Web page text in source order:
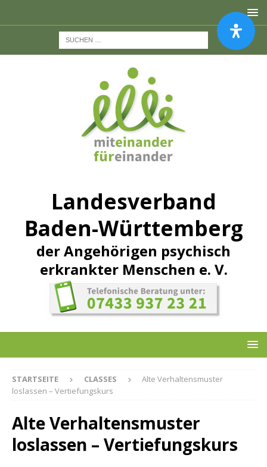
Landesverband
Baden-Württemberg
der Angehörigen psychisch
erkrankter Menschen e. V.
STARTSEITE CLASSES
Alte Verhaltensmuster
loslassen – Vertiefungskurs
Alte Verhaltensmuster
loslassen – Vertiefungskurs